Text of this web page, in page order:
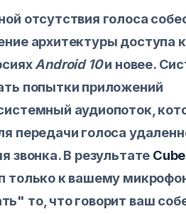
отсутствия голоса
архитектуры доступа к
Android 10и новее.
попытки приложений
аудиопоток,
передачи голоса
звонка. В результате
только к вашему
то, что говорит ваш